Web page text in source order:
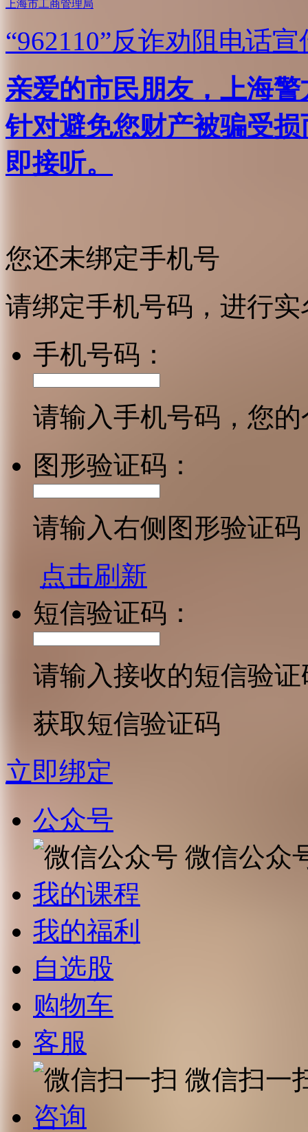
上海市工商管理局
“962110”反诈劝阻电话宣
亲爱的市民朋友，上海
针对避免您财产被骗受
即接听。
您还未绑定手机号
请绑定手机号码，进行
手机号码：
请输入手机号码，您
图形验证码：
请输入右侧图形验证码
点击刷新
短信验证码：
请输入接收的短信验证
获取短信验证码
立即绑定
公众号
微信公众
我的课程
我的福利
自选股
购物车
客服
微信扫一
咨询